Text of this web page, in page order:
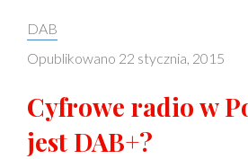
Categories:
DAB
Opublikowano 22 stycznia, 2015
Cyfrowe radio w
jest DAB+?